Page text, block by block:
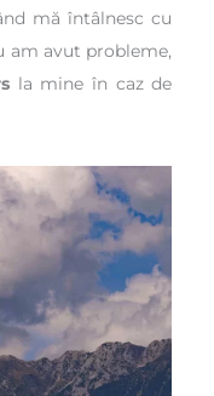
mă întâlnesc cu
am avut probleme,
la mine în caz de